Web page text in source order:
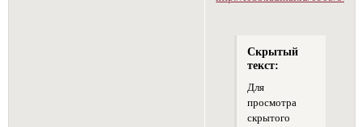
Скрытый
текст:
Для
просмотра
скрытого